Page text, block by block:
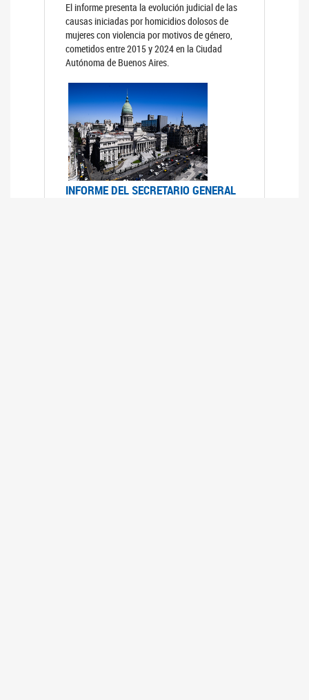
El informe presenta la evolución judicial de las
causas iniciadas por homicidios dolosos de
mujeres con violencia por motivos de género,
cometidos entre 2015 y 2024 en la Ciudad
Autónoma de Buenos Aires.
INFORME DEL SECRETARIO GENERAL